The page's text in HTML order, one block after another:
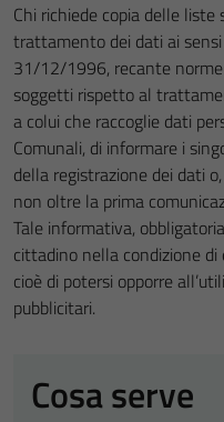
Chi richiede copia delle
trattamento dei dati ai
31/12/1996, recante
soggetti rispetto al
a colui che raccoglie dati
Comunali, di informare i
della registrazione dei dati
non oltre la prima
Tale informativa,
cittadino nella condizione
cioè di potersi opporre
pubblicitari.
Cosa serve